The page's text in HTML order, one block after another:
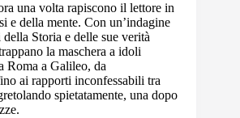
una volta rapiscono il lettore in
e della mente. Con un’indagine
Storia e delle sue verità
la maschera a idoli
Roma a Galileo, da
ai rapporti inconfessabili tra
spietatamente, una dopo